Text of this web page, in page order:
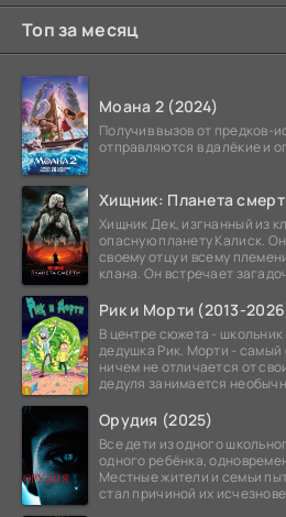
Топ за месяц
Моана 2 (2024)
Получив вызов от предков-
отправляются в далёкие и
Хищник: Планета
Хищник Дек, изгнанный из
опасную планету Калиск.
своему отцу и всему
клана. Он встречает
Рик и Морти (2013-
В центре сюжета -
дедушка Рик. Морти -
ничем не отличается от
дедуля занимается
Орудия (2025)
Все дети из одного
одного ребёнка,
Местные жители и семьи
стал причиной их